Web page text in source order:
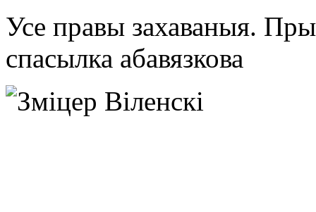
Усе правы захаваныя.
спасылка абавязкова